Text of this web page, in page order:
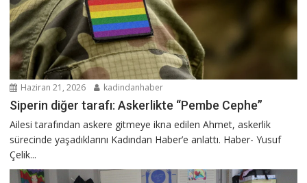
Haziran 21, 2026 kadindanhaber
Siperin diğer tarafı: Askerlikte “Pembe Cephe”
Ailesi tarafından askere gitmeye ikna edilen Ahmet, askerlik
sürecinde yaşadıklarını Kadından Haber’e anlattı. Haber- Yusuf
Çelik...